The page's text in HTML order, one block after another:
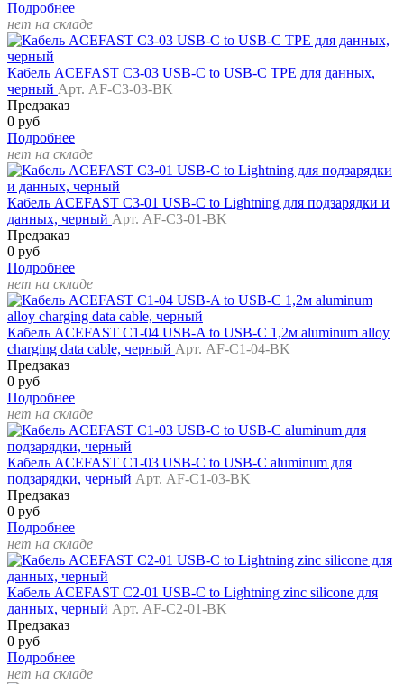
Подробнее
нет на складе
Кабель ACEFAST C3-03 USB-C to USB-C TPE для данных,
черный Арт. AF-C3-03-BK
Предзаказ
0 руб
Подробнее
нет на складе
Кабель ACEFAST C3-01 USB-C to Lightning для подзарядки и
данных, черный Арт. AF-C3-01-BK
Предзаказ
0 руб
Подробнее
нет на складе
Кабель ACEFAST C1-04 USB-A to USB-C 1,2м aluminum alloy
charging data cable, черный Арт. AF-C1-04-BK
Предзаказ
0 руб
Подробнее
нет на складе
Кабель ACEFAST C1-03 USB-C to USB-C aluminum для
подзарядки, черный Арт. AF-C1-03-BK
Предзаказ
0 руб
Подробнее
нет на складе
Кабель ACEFAST C2-01 USB-C to Lightning zinc silicone для
данных, черный Арт. AF-C2-01-BK
Предзаказ
0 руб
Подробнее
нет на складе